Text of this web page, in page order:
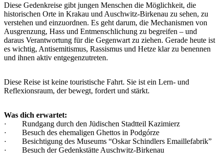
Diese Gedenkreise gibt jungen Menschen die Möglichkeit, die
historischen Orte in Krakau und Auschwitz-Birkenau zu sehen, zu
verstehen und einzuordnen. Es geht darum, die Mechanismen von
Ausgrenzung, Hass und Entmenschlichung zu begreifen – und
daraus Verantwortung für die Gegenwart zu ziehen. Gerade heute ist
es wichtig, Antisemitismus, Rassismus und Hetze klar zu benennen
und ihnen aktiv entgegenzutreten.
Diese Reise ist keine touristische Fahrt. Sie ist ein Lern- und
Reflexionsraum, der bewegt, fordert und stärkt.
Was dich erwartet:
· Rundgang durch den Jüdischen Stadtteil Kazimierz
· Besuch des ehemaligen Ghettos in Podgórze
· Besichtigung des Museums “Oskar Schindlers Emaillefabrik”
· Besuch der Gedenkstätte Auschwitz-Birkenau